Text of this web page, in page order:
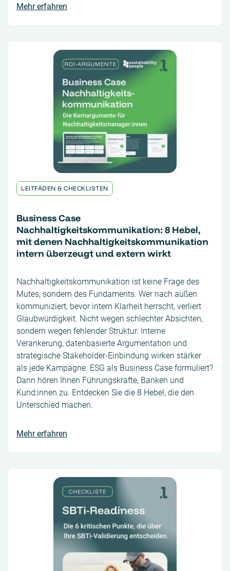
Mehr erfahren
LEITFÄDEN & CHECKLISTEN
Business Case
Nachhaltigkeitskommunikation: 8 Hebel,
mit denen Nachhaltigkeitskommunikation
intern überzeugt und extern wirkt
Nachhaltigkeitskommunikation ist keine Frage des
Mutes, sondern des Fundaments. Wer nach außen
kommuniziert, bevor intern Klarheit herrscht, verliert
Glaubwürdigkeit. Nicht wegen schlechter Absichten,
sondern wegen fehlender Struktur. Interne
Verankerung, datenbasierte Argumentation und
strategische Stakeholder-Einbindung wirken stärker
als jede Kampagne. ESG als Business Case formuliert?
Dann hören Ihnen Führungskräfte, Banken und
Kund:innen zu. Entdecken Sie die 8 Hebel, die den
Unterschied machen.
Mehr erfahren